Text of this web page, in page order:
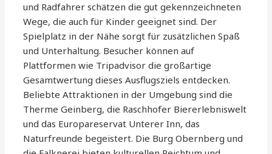
und Radfahrer schätzen die gut gekennzeichneten
Wege, die auch für Kinder geeignet sind. Der
Spielplatz in der Nähe sorgt für zusätzlichen Spaß
und Unterhaltung. Besucher können auf
Plattformen wie Tripadvisor die großartige
Gesamtwertung dieses Ausflugsziels entdecken.
Beliebte Attraktionen in der Umgebung sind die
Therme Geinberg, die Raschhofer Biererlebniswelt
und das Europareservat Unterer Inn, das
Naturfreunde begeistert. Die Burg Obernberg und